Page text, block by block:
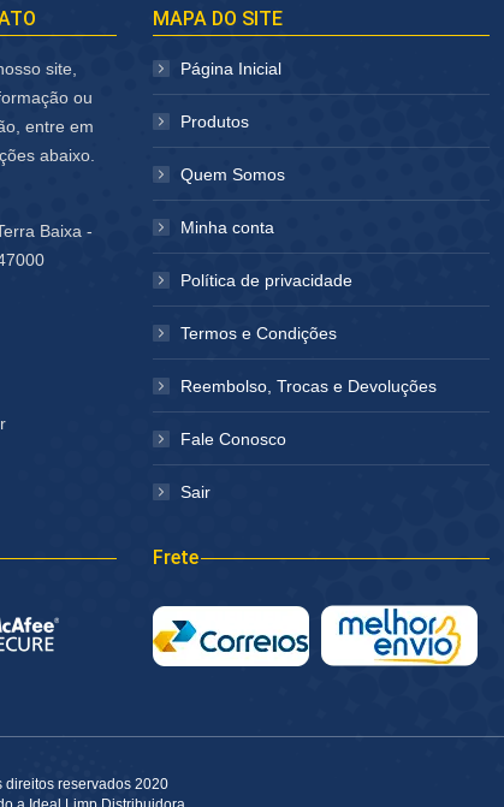
site,
ou
entre em
abaixo.
Baixa -
MAPA DO SITE
Página Inicial
Produtos
Quem Somos
Minha conta
Política de privacidade
Termos e Condições
Reembolso, Trocas e Devoluções
Fale Conosco
Sair
Frete
direitos reservados 2020